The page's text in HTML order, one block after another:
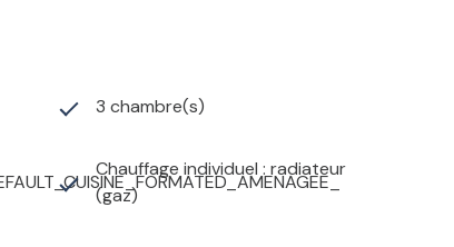
3 chambre(s)
Chauffage individuel : radiateur
(gaz)